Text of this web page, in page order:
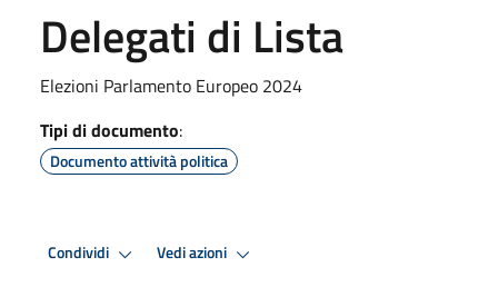
Delegati di Lista
Elezioni Parlamento Europeo 2024
Tipi di documento:
Documento attività politica
Condividi Vedi azioni